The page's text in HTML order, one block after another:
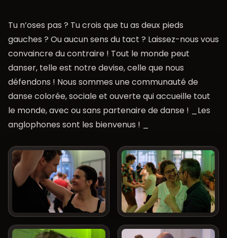
Tu n’oses pas ? Tu crois que tu as deux pieds
gauches ? Ou aucun sens du tact ? Laissez-nous vous
convaincre du contraire ! Tout le monde peut
danser, telle est notre devise, celle que nous
défendons ! Nous sommes une communauté de
danse colorée, sociale et ouverte qui accueille tout
le monde, avec ou sans partenaire de danse ! _Les
anglophones sont les bienvenus ! _